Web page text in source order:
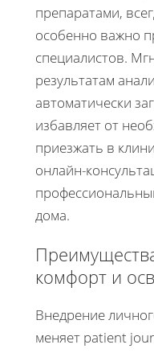
препаратами,
особенно важно
специалистов.
результатам
автоматически
избавляет от
приезжать в
онлайн-
дома.
комфорт и
Внедрение
меняет patient